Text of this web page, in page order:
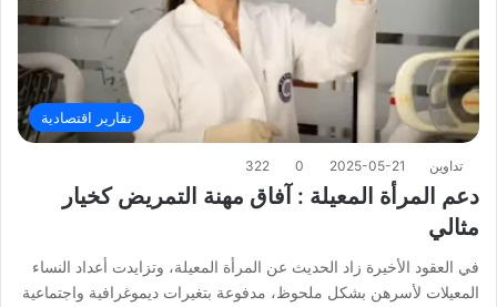
تقارير اقتصادية
تداوين 2025-05-21
0
322
دعم المرأة المعيلة : آفاق مهنة التمريض كخيار
مثالي
في العقود الأخيرة زاد الحديث عن المرأة المعيلة، وتزايدت أعداد النساء
المعيلات لأسرهن بشكل ملحوظ، مدفوعة بتغيرات ديموغرافية واجتماعية